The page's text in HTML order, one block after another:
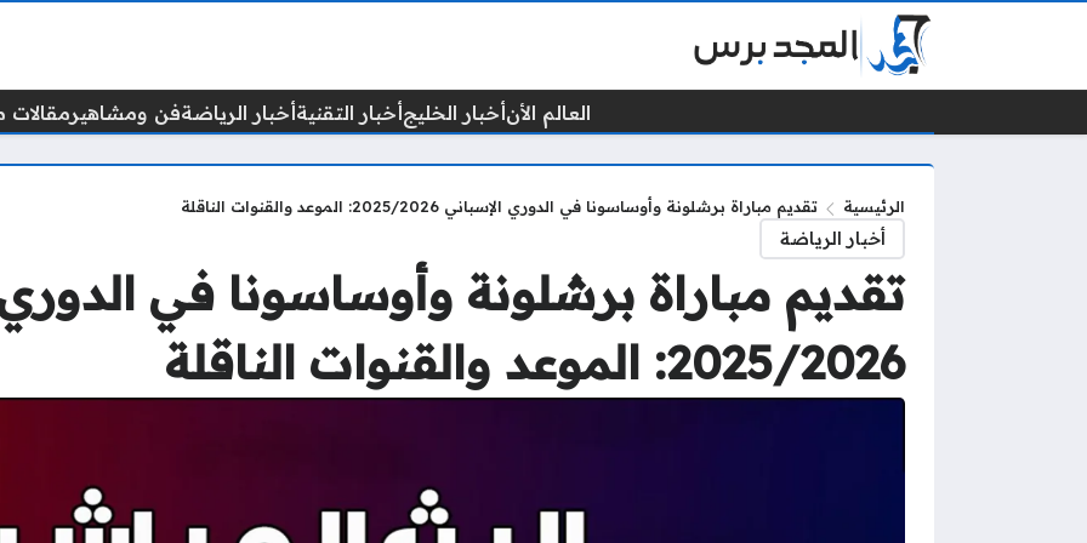
العالم الأنأخبار الخليجأخبار التقنيةأخبار الرياضةفن ومشاهيرمقالات
الرئيسية تقديم مباراة برشلونة وأوساسونا في الدوري الإسباني 2025/2026: الموعد والقنوات الناقلة
أخبار الرياضة
تقديم مباراة برشلونة وأوساسونا في
2025/2026: الموعد والقنوات الناقلة